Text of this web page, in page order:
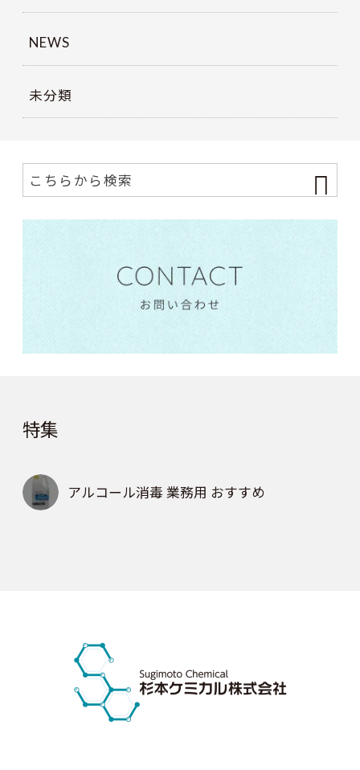
NEWS
未分類
特集
アルコール消毒 業務用 おすすめ